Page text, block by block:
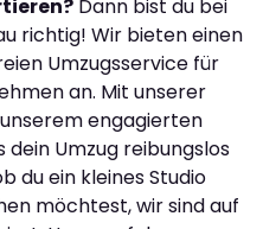
Dann bist du bei
richtig! Wir bieten einen
Umzugsservice für
an. Mit unserer
engagierten
dein Umzug reibungslos
du ein kleines Studio
möchtest, wir sind auf